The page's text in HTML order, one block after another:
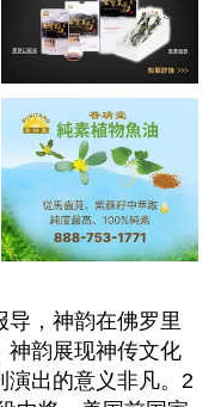
导，神韵在佛罗里
神韵展现神传文化
演出的意义非凡。2